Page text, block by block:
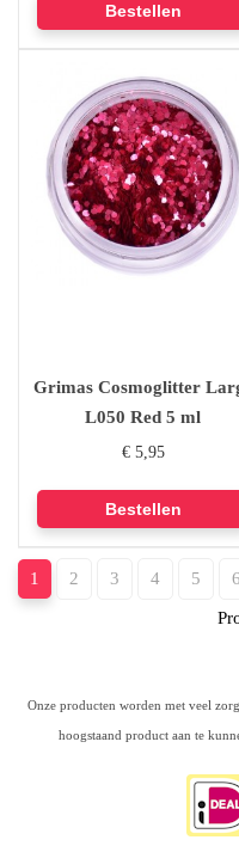
Grimas Cosmoglitter
L050 Red 5 ml
€ 5,95
1 2 3 4 5 6
Onze producten worden met veel
hoogstaand product aan te